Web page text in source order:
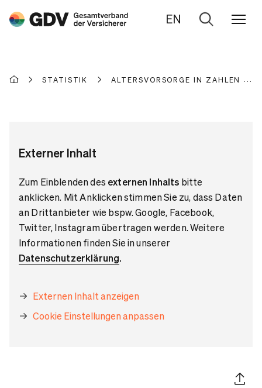
EN
Zur
STATISTIK ALTERSVORSORGE IN ZAHLEN
Externer Inhalt
Zum Einblenden des externen Inhalts bitte
anklicken. Mit Anklicken stimmen Sie zu, dass Daten
an Drittanbieter wie bspw. Google, Facebook,
Twitter, Instagram übertragen werden. Weitere
Informationen finden Sie in unserer
Datenschutzerklärung.
Externen Inhalt anzeigen
Cookie Einstellungen anpassen
Artikel